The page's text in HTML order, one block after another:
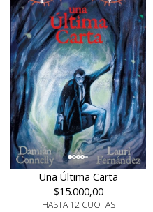
Una Última Carta
$15.000,00
HASTA 12 CUOTAS